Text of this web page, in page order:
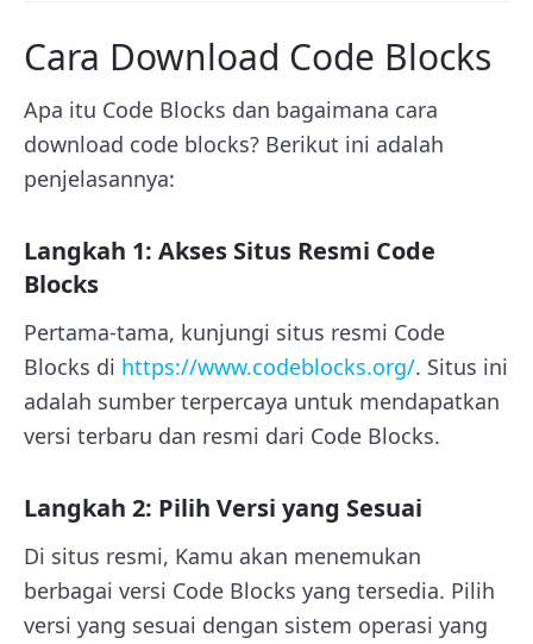
Cara Download Code Blocks
Apa itu Code Blocks dan bagaimana cara
download code blocks? Berikut ini adalah
penjelasannya:
Langkah 1: Akses Situs Resmi Code
Blocks
Pertama-tama, kunjungi situs resmi Code
Blocks di https://www.codeblocks.org/. Situs ini
adalah sumber terpercaya untuk mendapatkan
versi terbaru dan resmi dari Code Blocks.
Langkah 2: Pilih Versi yang Sesuai
Di situs resmi, Kamu akan menemukan
berbagai versi Code Blocks yang tersedia. Pilih
versi yang sesuai dengan sistem operasi yang